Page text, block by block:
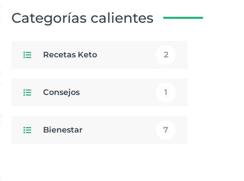
Categorías calientes
Recetas Keto 2
Consejos 1
Bienestar 7